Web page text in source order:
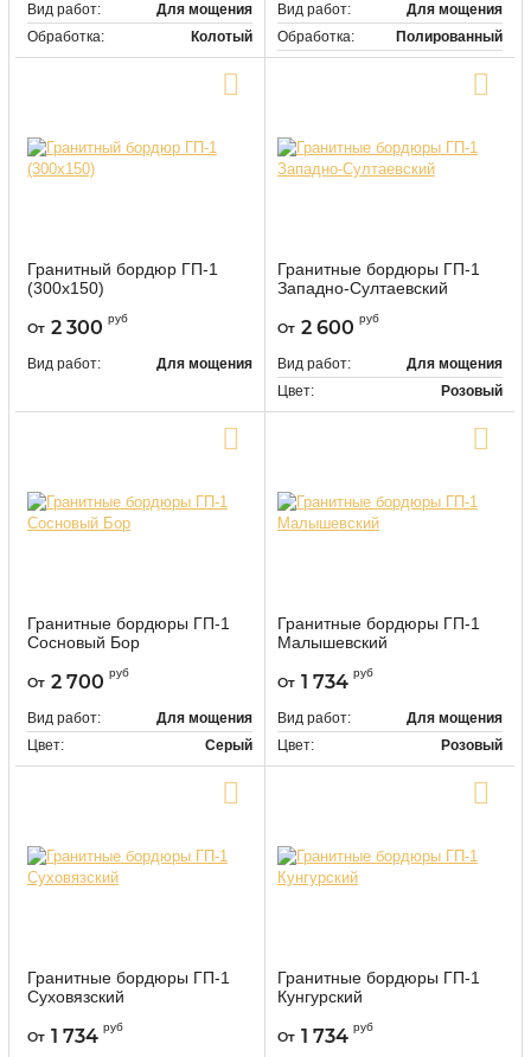
Вид работ:
Для мощения
Обработка:
Колотый
Вид работ:
Для мощения
Обработка:
Полированный
Гранитный бордюр ГП-1
(300х150)
От 2 300 руб
Вид работ: Для мощения
Гранитные бордюры ГП-1
Западно-Султаевский
От 2 600 руб
Вид работ:
Для мощения
Цвет:
Розовый
Гранитные бордюры ГП-1
Сосновый Бор
От 2 700 руб
Вид работ:
Для мощения
Цвет:
Серый
Гранитные бордюры ГП-1
Малышевский
От 1 734 руб
Вид работ:
Для мощения
Цвет:
Розовый
Гранитные бордюры ГП-1
Суховязский
9462
От 1 734 руб
Гранитные бордюры ГП-1
Кунгурский
9464
От 1 734 руб